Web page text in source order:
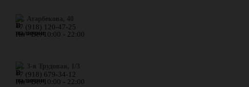
​ул. Атарбекова, 40
+7 (918) 120-47-25
Пн - Вс: 10:00 - 22:00
ул. 3-я Трудовая, 1/3
+7 (918) 679-34-12
Пн - Вс: 10:00 - 22:00